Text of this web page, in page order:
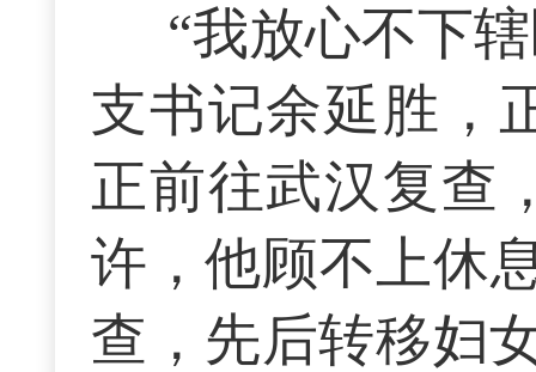
“我放心不下
支书记余延胜，
正前往武汉复查
许，他顾不上休
查，先后转移妇